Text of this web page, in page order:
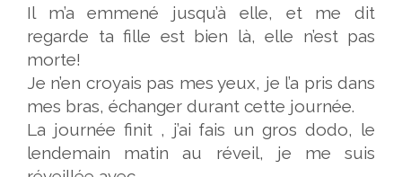
Il m’a emmené jusqu’à elle, et me dit
regarde ta fille est bien là, elle n’est pas
morte!
Je n’en croyais pas mes yeux, je l’a pris dans
mes bras, échanger durant cette journée.
La journée finit , j’ai fais un gros dodo, le
lendemain matin au réveil, je me suis